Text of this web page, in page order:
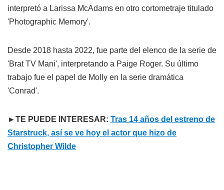
interpretó a Larissa McAdams en otro cortometraje titulado
'Photographic Memory'.
Desde 2018 hasta 2022, fue parte del elenco de la serie de
'Brat TV Mani', interpretando a Paige Roger. Su último
trabajo fue el papel de Molly en la serie dramática
'Conrad'.
►TE PUEDE INTERESAR: Tras 14 años del estreno de
Starstruck, así se ve hoy el actor que hizo de
Christopher Wilde